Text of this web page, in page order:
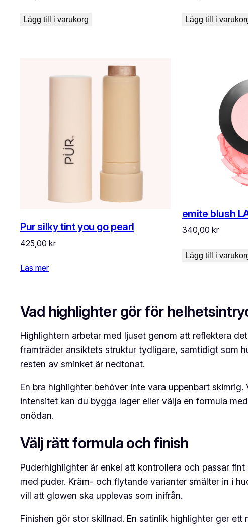
Lägg till i varukorg Lägg till i
Pur silky tint you go pearl
425,00 kr
Läs mer
emite blush
340,00 kr
Lägg till i
Vad highlighter gör för
Highlightern arbetar med ljuset genom att reflektera
framträder ansiktets struktur tydligare, samtidigt som
resten av sminket är nedtonat.
En bra highlighter behöver inte vara uppenbart
intensitet kan du bygga lager eller välja en formula
onödan.
Välj rätt formula och finish
Puderhighlighter är enkel att kontrollera och passar
med puder. Kräm- och flytande varianter smälter in i
vill att glowen ska upplevas som inifrån.
Finishen gör stor skillnad. En satinlik highlighter ger